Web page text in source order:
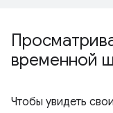
временной
Чтобы увидеть